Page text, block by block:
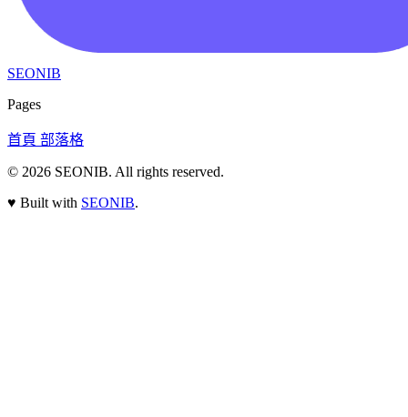
SEONIB
Pages
首頁 部落格
© 2026 SEONIB. All rights reserved.
♥ Built with SEONIB.